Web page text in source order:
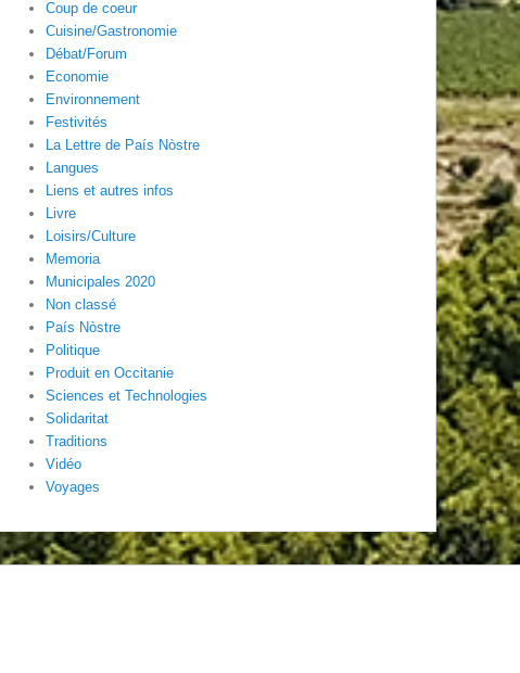
Coup de coeur
Cuisine/Gastronomie
Débat/Forum
Economie
Environnement
Festivités
La Lettre de País Nòstre
Langues
Liens et autres infos
Livre
Loisirs/Culture
Memoria
Municipales 2020
Non classé
País Nòstre
Politique
Produit en Occitanie
Sciences et Technologies
Solidaritat
Traditions
Vidéo
Voyages